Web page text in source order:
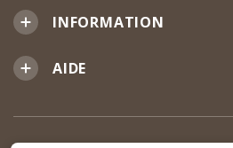
INFORMATION
AIDE